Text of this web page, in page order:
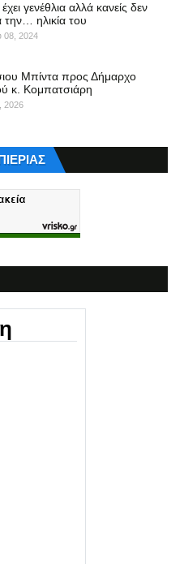
γενέθλια αλλά κανείς δεν
την… ηλικία του
08, 2024
Μπίντα προς Δήμαρχο
κ. Κομπατσιάρη
2026